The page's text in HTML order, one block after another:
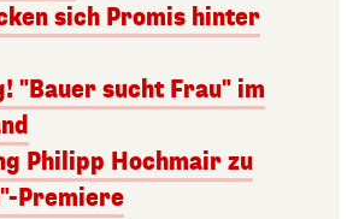
sich Promis hinter
"Bauer sucht Frau" im
Philipp Hochmair zu
Premiere